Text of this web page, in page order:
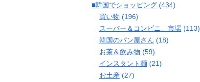
■韓国でショッピング (434)
買い物 (196)
スーパー＆コンビニ、市場(113)
韓国のパン屋さん (18)
お茶＆飲み物 (59)
インスタント麺(21)
お土産(27)